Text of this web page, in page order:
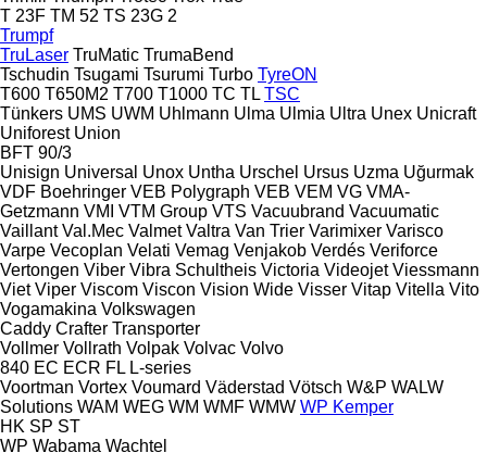
T 23F TM 52 TS 23G 2
Trumpf
TruLaser TruMatic TrumaBend
Tschudin Tsugami Tsurumi Turbo TyreON
T600 T650M2 T700 T1000 TC TL TSC
Tünkers UMS UWM Uhlmann Ulma Ulmia Ultra Unex Unicraft
Uniforest Union
BFT 90/3
Unisign Universal Unox Untha Urschel Ursus Uzma Uğurmak
VDF Boehringer VEB Polygraph VEB VEM VG VMA-
Getzmann VMI VTM Group VTS Vacuubrand Vacuumatic
Vaillant Val.Mec Valmet Valtra Van Trier Varimixer Varisco
Varpe Vecoplan Velati Vemag Venjakob Verdés Veriforce
Vertongen Viber Vibra Schultheis Victoria Videojet Viessmann
Viet Viper Viscom Viscon Vision Wide Visser Vitap Vitella Vito
Vogamakina Volkswagen
Caddy Crafter Transporter
Vollmer Vollrath Volpak Volvac Volvo
840 EC ECR FL L-series
Voortman Vortex Voumard Väderstad Vötsch W&P WALW
Solutions WAM WEG WM WMF WMW WP Kemper
HK SP ST
WP Wabama Wachtel